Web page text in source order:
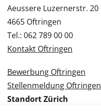
Aeussere Luzernerstr. 20
4665 Oftringen
Tel.: 062 789 00 00
Kontakt Oftringen
Bewerbung Oftringen
Stellenmeldung Oftringen
Standort Zürich